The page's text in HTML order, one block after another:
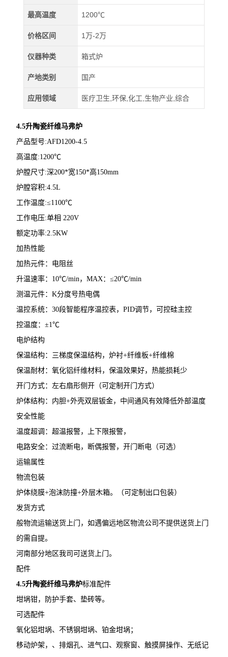
最高温度 1200℃
价格区间 1万-2万
仪器种类 箱式炉
产地类别 国产
应用领域 医疗卫生,环保,化工,生物产业,综合
4.5升陶瓷纤维马弗炉
产品型号:AFD1200-4.5
高温度:1200℃
炉膛尺寸:深200*宽150*高150mm
炉膛容积:4.5L
工作温度:≤1100℃
工作电压:单相 220V
额定功率:2.5KW
加热性能
加热元件：电阻丝
升温速率：10℃/min，MAX：≤20℃/min
测温元件：K分度号热电偶
温控系统：30段智能程序温控表，PID调节，可控硅主控
控温度：±1℃
电炉结构
保温结构：三梯度保温结构，炉衬+纤维板+纤维棉
保温耐材：氧化铝纤维材料，保温效果好，热能损耗少
开门方式：左右扇形侧开（可定制开门方式）
炉体结构：内胆+外壳双层钣金，中间通风有效降低外部温度
安全性能
温度超调：超温报警，上下限报警，
电路安全：过流断电，断偶报警，开门断电（可选）
运输属性
物流包装
炉体绕膜+泡沫防撞+外层木箱。（可定制出口包装）
发货方式
般物流运输送货上门，如遇偏远地区物流公司不提供送货上门
的需自提。
河南部分地区我司可送货上门。
配件
4.5升陶瓷纤维马弗炉标准配件
坩埚钳，防护手套、垫砖等。
可选配件
氧化铝坩埚、不锈钢坩埚、铂金坩埚；
移动炉架，、排烟孔、进气口、观察窗、触摸屏操作、无纸记